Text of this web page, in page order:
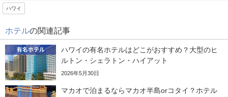
ハワイ
ホテルの関連記事
ハワイの有名ホテルはどこがおすすめ？大型のヒ
ルトン・シェラトン・ハイアット
2026年5月30日
マカオで泊まるならマカオ半島orコタイ？ホテル